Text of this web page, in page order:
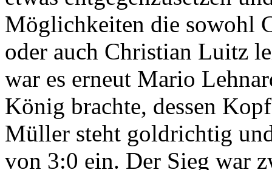
Möglichkeiten die sowohl
oder auch Christian Luitz
war es erneut Mario
König brachte, dessen
Müller steht goldrichtig
von 3:0 ein. Der Sieg war